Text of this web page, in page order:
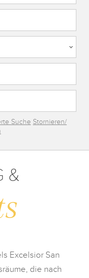
Suche Stornieren/
&
Excelsior San
die nach